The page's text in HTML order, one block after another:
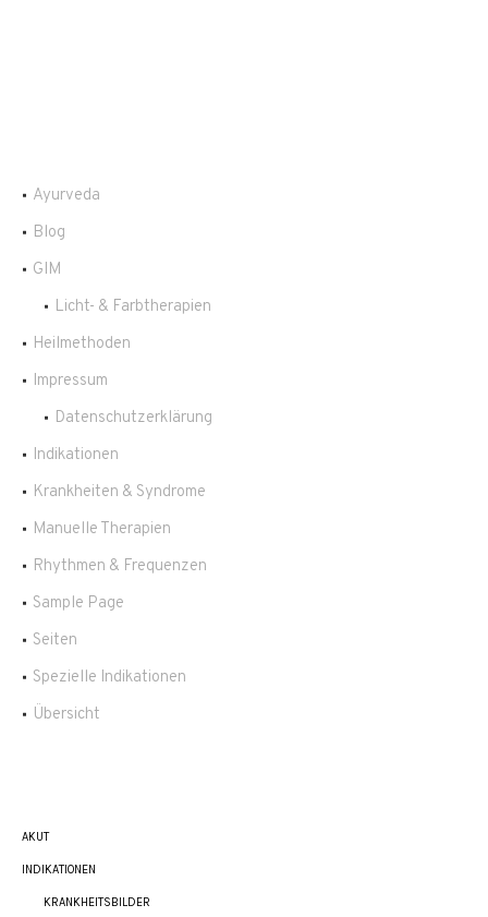
Ayurveda
Blog
GIM
Licht- & Farbtherapien
Heilmethoden
Impressum
Datenschutzerklärung
Indikationen
Krankheiten & Syndrome
Manuelle Therapien
Rhythmen & Frequenzen
Sample Page
Seiten
Spezielle Indikationen
Übersicht
AKUT
INDIKATIONEN
KRANKHEITSBILDER